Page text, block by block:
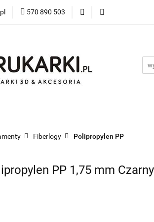
570 890 503
Blog Bestsellery
Fiberlogy Polipropylen PP
PP 1,75 mm Czarny